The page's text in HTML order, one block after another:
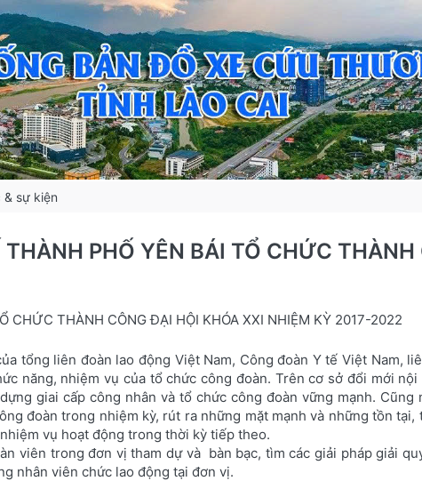
sự kiện
PHỐ YÊN BÁI TỔ CHỨC
CHỨC THÀNH CÔNG ĐẠI HỘI KHÓA XXI NHIỆM KỲ 2017-2022
tổng liên đoàn lao động Việt Nam, Công đoàn Y tế Việt Nam,
năng, nhiệm vụ của tổ chức công đoàn. Trên cơ sở đổi mới
giai cấp công nhân và tổ chức công đoàn vững mạnh.
đoàn trong nhiệm kỳ, rút ra những mặt mạnh và những tồn
vụ hoạt động trong thời kỳ tiếp theo.
viên trong đơn vị tham dự và bàn bạc, tìm các giải pháp giải
nhân viên chức lao động tại đơn vị.